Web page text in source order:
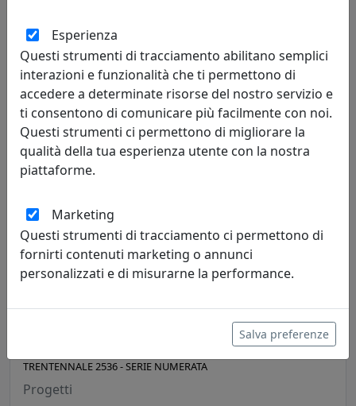
OROLOGIO DA PARETE FREEBIRD 2486N NERO
Progetti
392,00 €
TRENTENNALE 2536 - SERIE NUMERATA
Progetti
Esperienza
Questi strumenti di tracciamento abilitano semplici
interazioni e funzionalità che ti permettono di
accedere a determinate risorse del nostro servizio e
ti consentono di comunicare più facilmente con noi.
Questi strumenti ci permettono di migliorare la
qualità della tua esperienza utente con la nostra
piattaforme.
Marketing
Questi strumenti di tracciamento ci permettono di
fornirti contenuti marketing o annunci
personalizzati e di misurarne la performance.
Salva preferenze